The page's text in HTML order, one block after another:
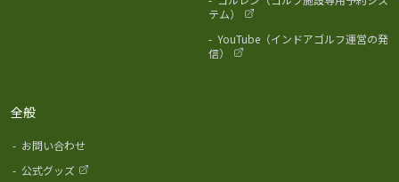
テム）
- YouTube（インドアゴルフ運営の発
信）
全般
- お問い合わせ
- 公式グッズ